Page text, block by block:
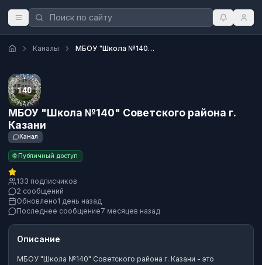
Каналы МБОУ "Школа №140" Советского района г. Казани
МБОУ "Школа №140" Советского района г.
Казани
Канал
🌐 Публичный доступ
133 подписчиков
2 сообщений
Обновлено1 день назад
Последнее сообщение7 месяцев назад
Описание
МБОУ "Школа №140" Советского района г. Казани - это